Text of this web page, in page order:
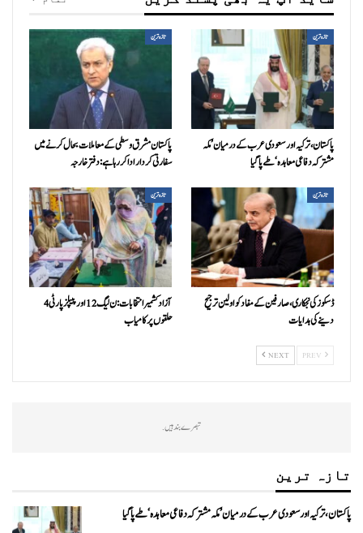
تازہ ترین
پاکستان، ترکیہ اور سعودی عرب کے درمیان ’مکہ
مشترکہ دفاعی معاہدہ‘ طے پا گیا
تازہ ترین
پاکستان مشرق وسطی کے معاملات بحال کرنے میں
سفارتی کردار ادا کررہا ہے: دفتر خارجہ
تازہ ترین
ڈسکوز کی نجکاری،صارفین کے مفاد کو اولین ترجیح
دینے کی ہدایات
تازہ ترین
آزاد کشمیر انتخابات:ن ليگ 12 اور پیپلزپارٹی 4
حلقوں پر کامیاب
NEXT
تبصرے بند ہیں.
تازہ ترین
پاکستان، ترکیہ اور سعودی عرب کے درمیان ’مکہ مشترکہ دفاعی معاہدہ‘ طے پا گیا